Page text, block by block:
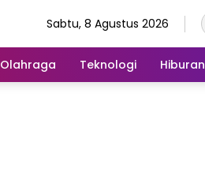
Sabtu, 8 Agustus 2026
Olahraga Teknologi Hiburan